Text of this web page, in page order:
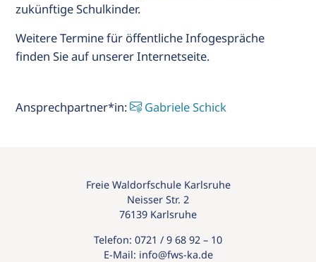
zukünftige Schulkinder.
Weitere Termine für öffentliche Infogespräche
finden Sie auf unserer Internetseite.
Ansprechpartner*in: Gabriele Schick
Freie Waldorfschule Karlsruhe
Neisser Str. 2
76139 Karlsruhe
Telefon: 0721 / 9 68 92 – 10
E-Mail: info@fws-ka.de